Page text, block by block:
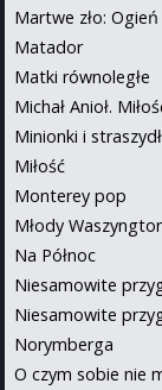
Martwe zło: Ogień
Matador
Matki równoległe
Michał Anioł.
Minionki i
Miłość
Monterey pop
Młody
Na Północ
Niesamowite
Niesamowite
Norymberga
O czym sobie nie